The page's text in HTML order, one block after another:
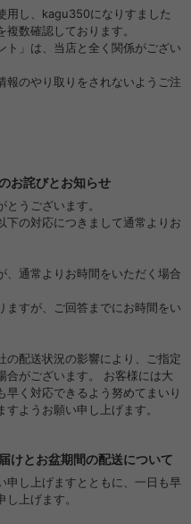
用し、kagu350になりすました
複数確認しております。
ト」は、当店と全く関係がござい
報のやり取りをされないようご注
お詫びとお知らせ
うございます。
下の対応につきまして通常よりお
、通常よりお時間をいただく場合
ますが、ご回答までにお時間をい
の配送状況の影響により、ご指定
合がございます。 お客様には大
く対応できるよう努めてまいり
ようお願い申し上げます。
けとお盆期間の配送について
申し上げますとともに、一日も早
上げます。